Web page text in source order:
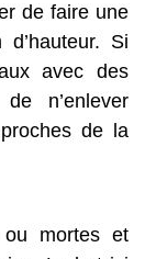
de faire une
Si
avec des
n’enlever
de la
ou mortes et